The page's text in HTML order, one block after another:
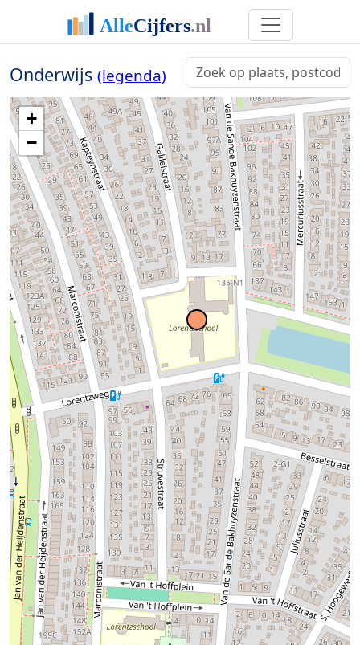
Onderwijs (legenda)
+
−